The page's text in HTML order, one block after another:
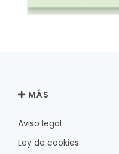
MÁS
Aviso legal
Ley de cookies